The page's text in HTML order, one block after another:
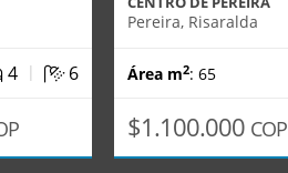
4 | 6
Pereira, Risaralda
Área m2: 65
$1.100.000 COP